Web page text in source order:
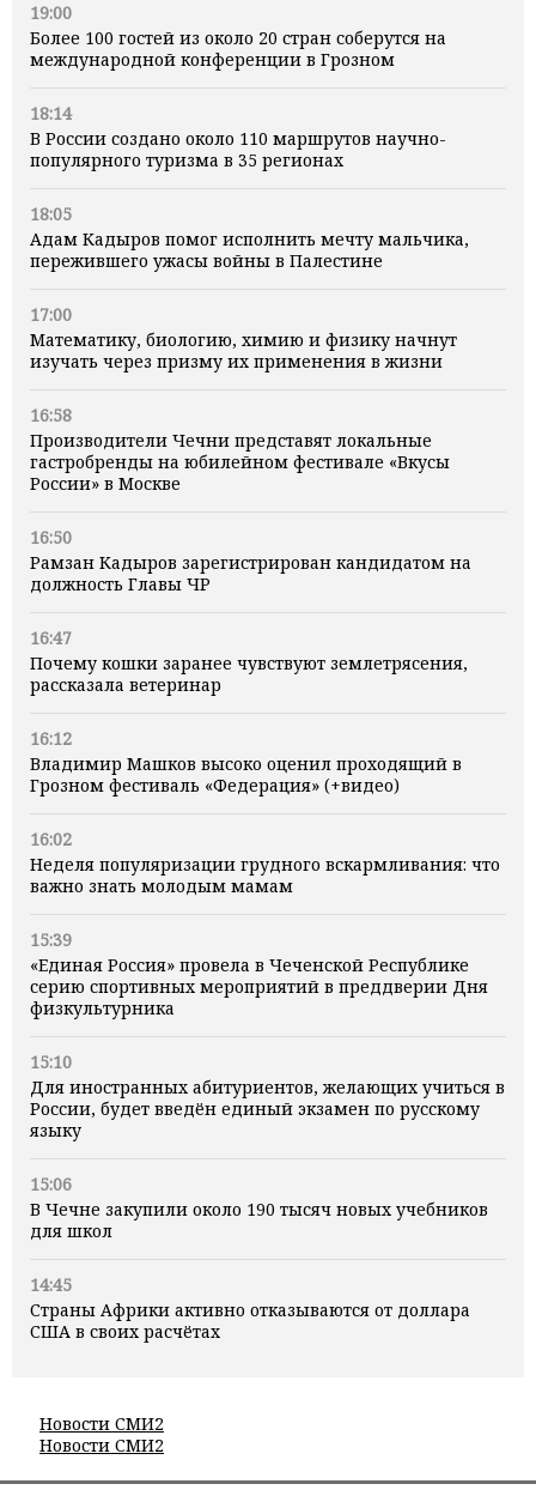
19:00
Более 100 гостей из около 20 стран соберутся на
международной конференции в Грозном
18:14
В России создано около 110 маршрутов научно-
популярного туризма в 35 регионах
18:05
Адам Кадыров помог исполнить мечту мальчика,
пережившего ужасы войны в Палестине
17:00
Математику, биологию, химию и физику начнут
изучать через призму их применения в жизни
16:58
Производители Чечни представят локальные
гастробренды на юбилейном фестивале «Вкусы
России» в Москве
16:50
Рамзан Кадыров зарегистрирован кандидатом на
должность Главы ЧР
16:47
Почему кошки заранее чувствуют землетрясения,
рассказала ветеринар
16:12
Владимир Машков высоко оценил проходящий в
Грозном фестиваль «Федерация» (+видео)
16:02
Неделя популяризации грудного вскармливания: что
важно знать молодым мамам
15:39
«Единая Россия» провела в Чеченской Республике
серию спортивных мероприятий в преддверии Дня
физкультурника
15:10
Для иностранных абитуриентов, желающих учиться в
России, будет введён единый экзамен по русскому
языку
15:06
В Чечне закупили около 190 тысяч новых учебников
для школ
14:45
Страны Африки активно отказываются от доллара
США в своих расчётах
Новости СМИ2
Новости СМИ2